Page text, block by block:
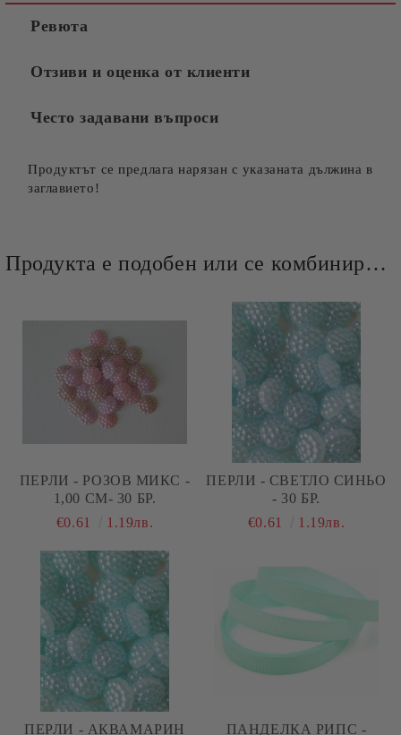
Ревюта
Отзиви и оценка от клиенти
Често задавани въпроси
Продуктът се предлага нарязан с указаната дължина в
заглавието!
Продукта е подобен или се комбинира добре и със следните продукти :
ПЕРЛИ - РОЗОВ МИКС -
1,00 СМ- 30 БР.
€0.61
1.19лв.
ПЕРЛИ - СВЕТЛО СИНЬО
- 30 БР.
€0.61
1.19лв.
ПЕРЛИ - АКВАМАРИН
ПАНДЕЛКА РИПС -